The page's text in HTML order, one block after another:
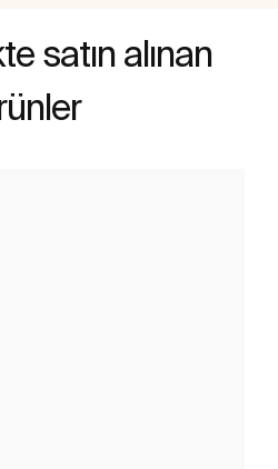
satın alınan